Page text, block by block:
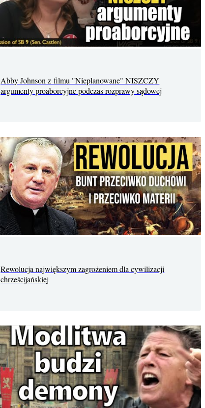
Abby Johnson z filmu "Nieplanowane" NISZCZY
argumenty proaborcyjne podczas rozprawy sądowej
Rewolucja największym zagrożeniem dla cywilizacji
chrześcijańskiej